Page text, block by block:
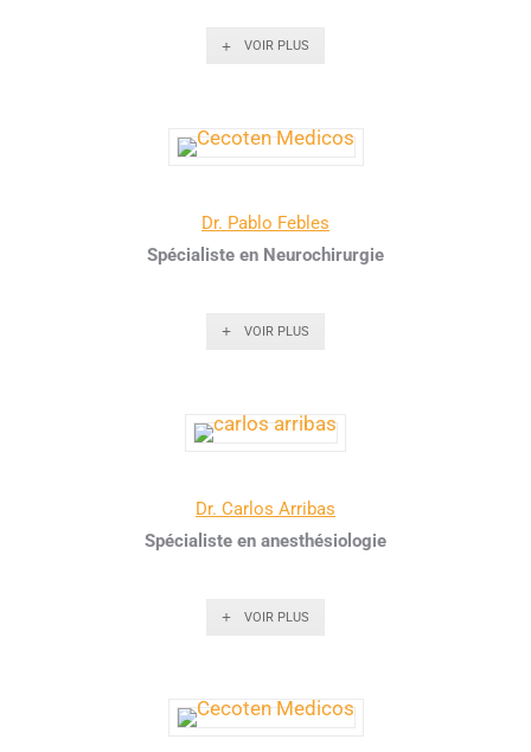
VOIR PLUS
Dr. Pablo Febles
Spécialiste en Neurochirurgie
VOIR PLUS
Dr. Carlos Arribas
Spécialiste en anesthésiologie
VOIR PLUS